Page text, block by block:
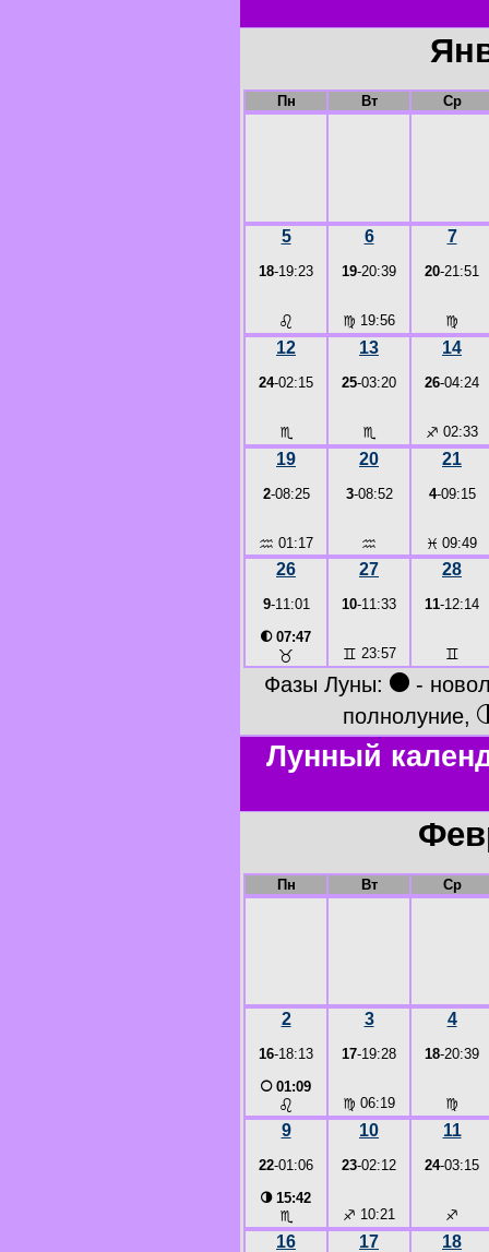
Пн Вт Ср
5
18-19:23
♌
6
19-20:39
♍ 19:56
7
20-21:51
♍
12
24-02:15
♏
13
25-03:20
♏
14
26-04:24
♐ 02:33
19
2-08:25
♒ 01:17
20
3-08:52
♒
21
4-09:15
♓ 09:49
26
9-11:01
◐07:47
♉
27
10-11:33
♊ 23:57
28
11-12:14
♊
Фазы Луны: ● -
полнолуние,
Лунный
Пн Вт Ср
2
16-18:13
○01:09
♌
3
17-19:28
♍ 06:19
4
18-20:39
♍
9
22-01:06
◑15:42
♏
10
23-02:12
♐ 10:21
11
24-03:15
♐
16 17 18